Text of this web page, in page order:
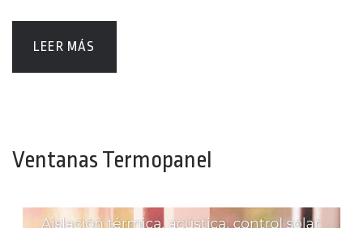
LEER MÁS
Ventanas Termopanel